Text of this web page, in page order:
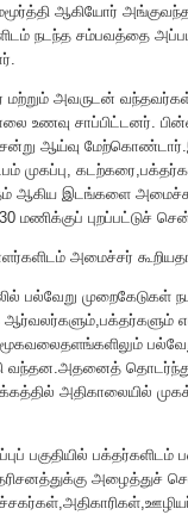
ஆகியோர்
நடந்த சம்பவத்தை
மற்றும் அவருடன்
உணவு சாப்பிட்டனர்.
ஆய்வு
முகப்பு,
ஆகிய இடங்களை
புறப்பட்டுச்
அமைச்சர்
பல்வேறு முறைகேடுகள்
ஆர்வலர்களும்,பக்தர்களும்
வந்தன.அதனைத்
அதிகாலையில்
பகுதியில்
அழைத்துச்